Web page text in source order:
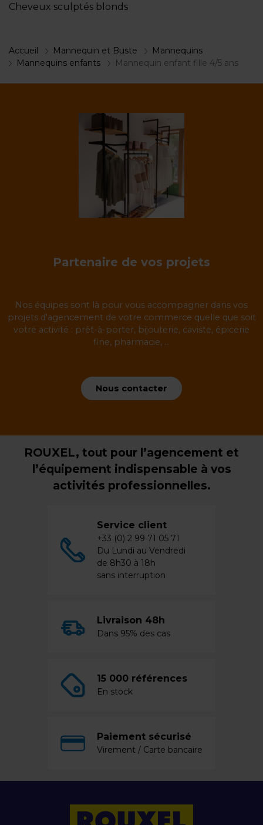
Cheveux sculptés blonds
Accueil Mannequin et Buste
Mannequins
Mannequins enfants
Mannequin enfant fille 4/5 ans
Partenaire de vos projets
Nos équipes sont là pour vous accompagner dans vos
projets d'agencement de votre commerce quelle que soit
votre activité : prêt-à-porter, bijouterie, caviste, épicerie
fine, pharmacie, ...
Nous contacter
ROUXEL, tout pour l’agencement et
l’équipement indispensable à vos
activités professionnelles.
Service client
+33 (0) 2 99 71 05 71
Du Lundi au Vendredi
de 8h30 à 18h
sans interruption
Livraison 48h
Dans 95% des cas
15 000 références
En stock
Paiement sécurisé
Virement / Carte bancaire